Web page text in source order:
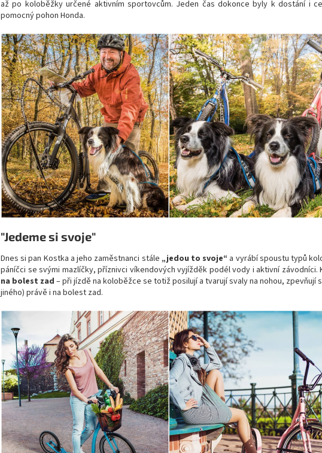
až po koloběžky určené aktivním sportovcům. Jeden čas dokonce byly k dostání i
pomocný pohon Honda.
"Jedeme si svoje"
Dnes si pan Kostka a jeho zaměstnanci stále „jedou to svoje“ a vyrábí spoustu typů
páníčci se svými mazlíčky, příznivci víkendových vyjížděk podél vody i aktivní
na bolest zad – při jízdě na koloběžce se totiž posilují a tvarují svaly na nohou,
jiného) právě i na bolest zad.